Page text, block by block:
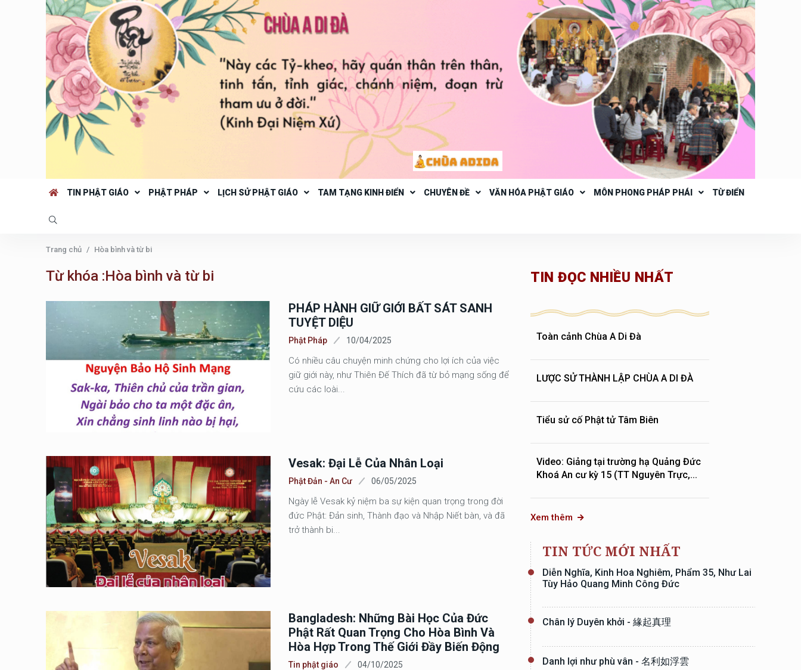
TIN PHẬT GIÁO PHẬT PHÁP LỊCH SỬ PHẬT GIÁO TAM TẠNG KINH ĐIỂN CHUYÊN ĐỀ VĂN HÓA PHẬT GIÁO MÔN PHONG PHÁP PHÁI TỪ ĐIỂN
Trang chủ Hòa bình và từ bi
Từ khóa :Hòa bình và từ bi
PHÁP HÀNH GIỮ GIỚI BẤT SÁT SANH
TUYỆT DIỆU
Phật Pháp 10/04/2025
Có nhiều câu chuyện minh chứng cho lợi ích của việc
giữ giới này, như Thiên Đế Thích đã từ bỏ mạng sống để
cứu các loài...
Vesak: Đại Lễ Của Nhân Loại
Phật Đản - An Cư 06/05/2025
Ngày lễ Vesak kỷ niệm ba sự kiện quan trọng trong đời
đức Phật: Đản sinh, Thành đạo và Nhập Niết bàn, và đã
trở thành bi...
Bangladesh: Những Bài Học Của Đức
Phật Rất Quan Trọng Cho Hòa Bình Và
Hòa Hợp Trong Thế Giới Đầy Biến Động
Tin phật giáo 04/10/2025
TIN ĐỌC NHIỀU NHẤT
Toàn cảnh Chùa A Di Đà
LƯỢC SỬ THÀNH LẬP CHÙA A DI ĐÀ
Tiểu sử cố Phật tử Tâm Biên
Video: Giảng tại trường hạ Quảng Đức
Khoá An cư kỳ 15 (TT Nguyên Trực,...
Xem thêm
TIN TỨC MỚI NHẤT
Diễn Nghĩa, Kinh Hoa Nghiêm, Phẩm 35, Như Lai
Tùy Hảo Quang Minh Công Đức
Chân lý Duyên khởi - 緣起真理
Danh lợi như phù vân - 名利如浮雲